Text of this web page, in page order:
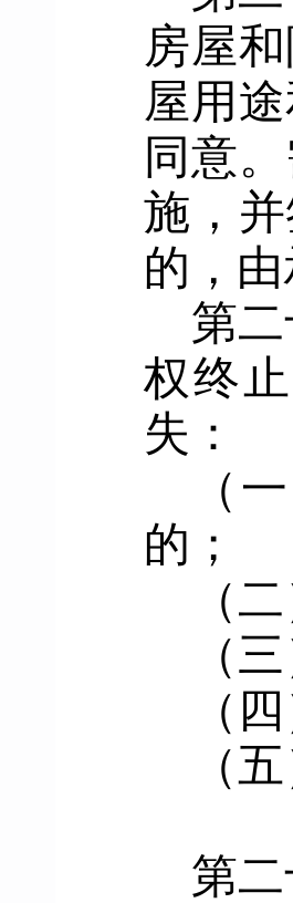
房屋
屋用
同意
施，
的，
第
权终
失 ：
（一
的 ；
（二
（三
（四
（五
第